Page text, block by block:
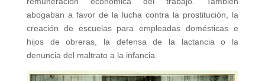
abogaban a favor de la lucha contra la prostitución, la
creación de escuelas para empleadas domésticas e
hijos de obreras, la defensa de la lactancia o la
denuncia del maltrato a la infancia.